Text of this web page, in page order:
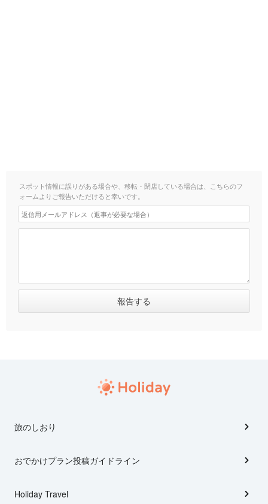
スポット情報に誤りがある場合や、移転・閉店している場合は、こちらのフ
ォームよりご報告いただけると幸いです。
旅のしおり
おでかけプラン投稿ガイドライン
Holiday Travel